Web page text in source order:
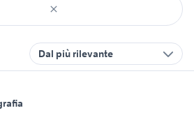
Dal più rilevante